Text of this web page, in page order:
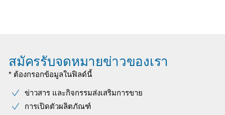
สมัครรับจดหมายข่าวของเรา
* ต้องกรอกข้อมูลในฟิลด์นี้
ข่าวสาร และกิจกรรมส่งเสริมการขาย
การเปิดตัวผลิตภัณฑ์